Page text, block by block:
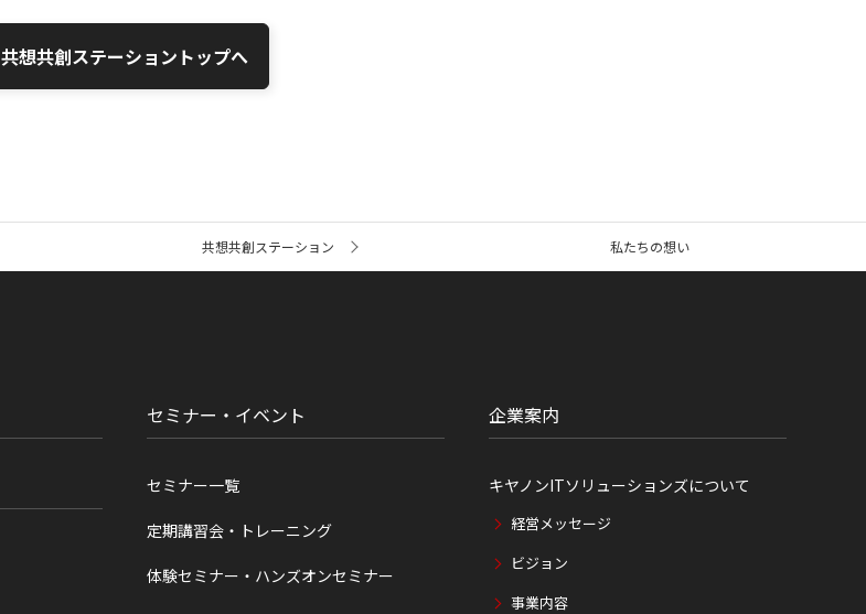
共想共創ステーショントップへ
共想共創ステーション 私たちの想い
セミナー・イベント
セミナー一覧
定期講習会・トレーニング
体験セミナー・ハンズオンセミナー
企業案内
キヤノンITソリューションズについて
経営メッセージ
ビジョン
事業内容